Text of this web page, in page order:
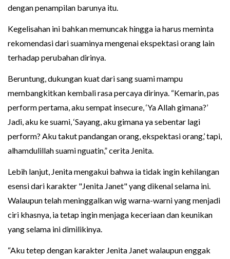
dengan penampilan barunya itu.
Kegelisahan ini bahkan memuncak hingga ia harus meminta
rekomendasi dari suaminya mengenai ekspektasi orang lain
terhadap perubahan dirinya.
Beruntung, dukungan kuat dari sang suami mampu
membangkitkan kembali rasa percaya dirinya. “Kemarin, pas
perform pertama, aku sempat insecure, ‘Ya Allah gimana?’
Jadi, aku ke suami, ‘Sayang, aku gimana ya sebentar lagi
perform? Aku takut pandangan orang, ekspektasi orang,’ tapi,
alhamdulillah suami nguatin,” cerita Jenita.
Lebih lanjut, Jenita mengakui bahwa ia tidak ingin kehilangan
esensi dari karakter "Jenita Janet" yang dikenal selama ini.
Walaupun telah meninggalkan wig warna-warni yang menjadi
ciri khasnya, ia tetap ingin menjaga keceriaan dan keunikan
yang selama ini dimilikinya.
“Aku tetep dengan karakter Jenita Janet walaupun enggak